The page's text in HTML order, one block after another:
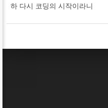
하 다시 코딩의 시작이라니
Sketchbook5,
Sketchbook5,